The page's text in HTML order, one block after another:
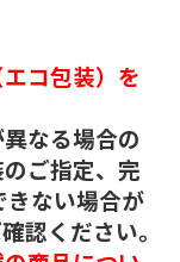
コ包装）を
なる場合の
ご指定、完
きない場合が
認ください。